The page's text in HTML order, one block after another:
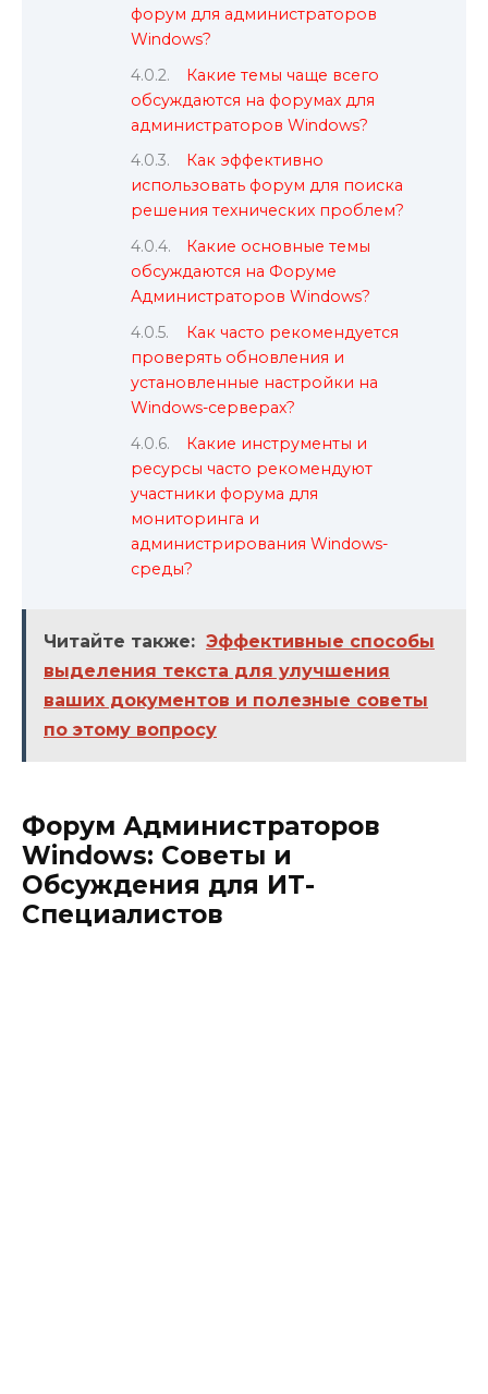
форум для администраторов
Windows?
Какие темы чаще всего
обсуждаются на форумах для
администраторов Windows?
Как эффективно
использовать форум для поиска
решения технических проблем?
Какие основные темы
обсуждаются на Форуме
Администраторов Windows?
Как часто рекомендуется
проверять обновления и
установленные настройки на
Windows-серверах?
Какие инструменты и
ресурсы часто рекомендуют
участники форума для
мониторинга и
администрирования Windows-
среды?
Читайте также: Эффективные способы
выделения текста для улучшения
ваших документов и полезные советы
по этому вопросу
Форум Администраторов
Windows: Советы и
Обсуждения для ИТ-
Специалистов